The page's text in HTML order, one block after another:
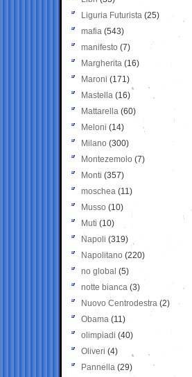
Liguria Futurista (25)
mafia (543)
manifesto (7)
Margherita (16)
Maroni (171)
Mastella (16)
Mattarella (60)
Meloni (14)
Milano (300)
Montezemolo (7)
Monti (357)
moschea (11)
Musso (10)
Muti (10)
Napoli (319)
Napolitano (220)
no global (5)
notte bianca (3)
Nuovo Centrodestra (2)
Obama (11)
olimpiadi (40)
Oliveri (4)
Pannella (29)